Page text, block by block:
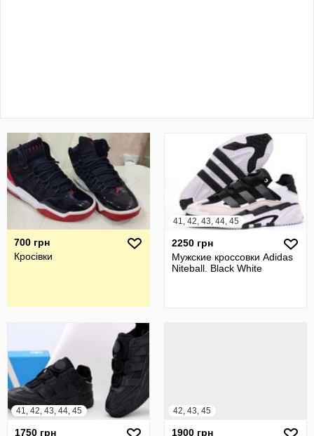
700 грн
Кросівки
41, 42, 43, 44, 45
2250 грн
Мужские кроссовки Adidas
Niteball. Black White
41, 42, 43, 44, 45
1750 грн
42, 43, 45
1900 грн